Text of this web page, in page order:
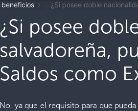
beneficios
¿Si posee doble
¿Si posee
salvadoreña,
Saldos como
No, ya que el requisito para que